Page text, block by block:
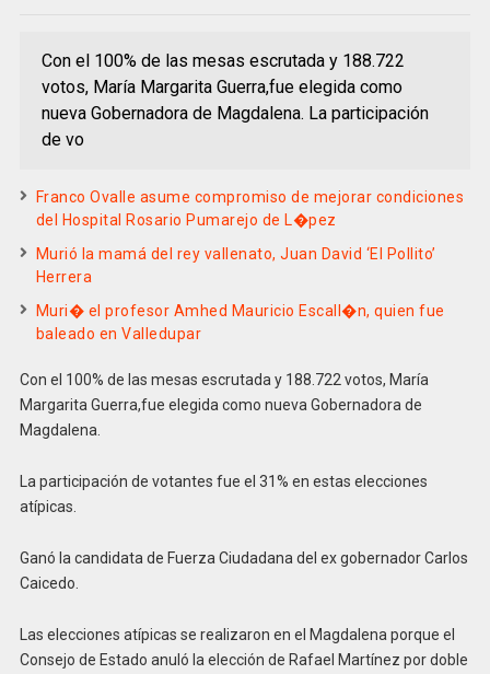
Con el 100% de las mesas escrutada y 188.722
votos, María Margarita Guerra,fue elegida como
nueva Gobernadora de Magdalena. La participación
de vo
Franco Ovalle asume compromiso de mejorar condiciones
del Hospital Rosario Pumarejo de L�pez
Murió la mamá del rey vallenato, Juan David ‘El Pollito’
Herrera
Muri� el profesor Amhed Mauricio Escall�n, quien fue
baleado en Valledupar
Con el 100% de las mesas escrutada y 188.722 votos, María
Margarita Guerra,fue elegida como nueva Gobernadora de
Magdalena.
La participación de votantes fue el 31% en estas elecciones
atípicas.
Ganó la candidata de Fuerza Ciudadana del ex gobernador Carlos
Caicedo.
Las elecciones atípicas se realizaron en el Magdalena porque el
Consejo de Estado anuló la elección de Rafael Martínez por doble